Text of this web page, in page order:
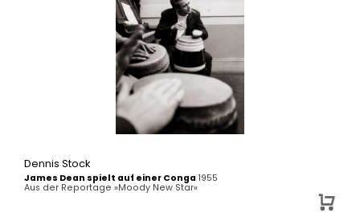
Dennis Stock
James Dean spielt auf einer Conga 1955
Aus der Reportage »Moody New Star«